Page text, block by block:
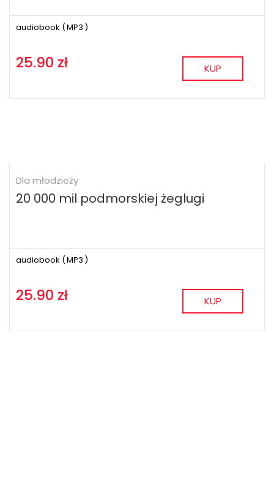
audiobook (MP3 )
25.90 zł KUP
Dla młodzieży
20 000 mil podmorskiej żeglugi
audiobook (MP3 )
25.90 zł KUP